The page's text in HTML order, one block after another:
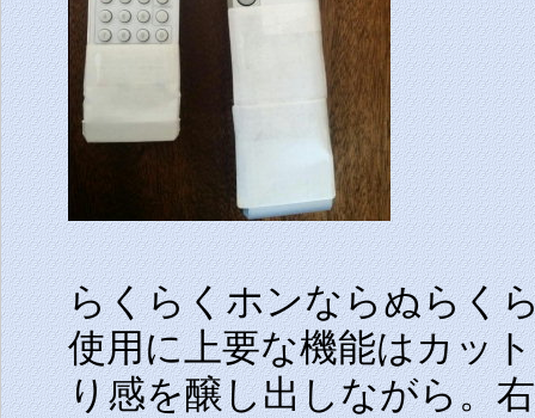
らくらくホンならぬらく
使用に上要な機能はカッ
り感を醸し出しながら。